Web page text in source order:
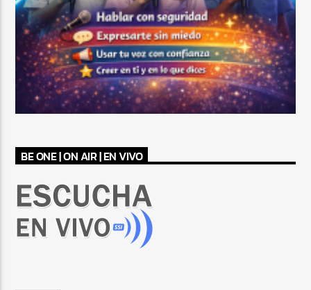
BE ONE | ON AIR | EN VIVO